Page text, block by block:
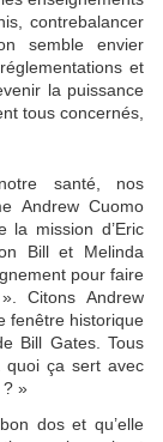
contrebalancer
semble envier
et
la puissance
tous concernés,
santé, nos
Andrew Cuomo
la mission d’Eric
Bill et Melinda
pour faire
Citons Andrew
fenêtre historique
Bill Gates. Tous
quoi ça sert avec
? »
dos et qu’elle